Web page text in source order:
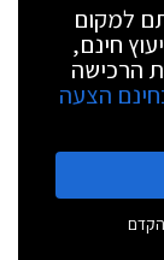
למקום
חינם,
הרכישה
הצעה